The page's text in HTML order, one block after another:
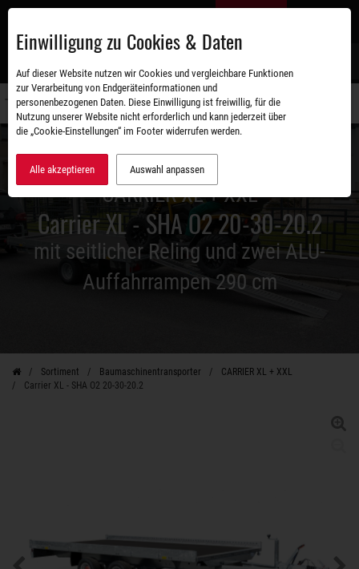
Zum
CARRIER XL + XXL
Carrier XL - SHA O2 20-30-20.2
mit seitlicher Reling und zwei ALU-
Auffahrrampen 290 cm
Sortiment Baumaschinentransporter
CARRIER XL + XXL
Carrier XL - SHA O2 20-30-20.2
Einwilligung zu Cookies & Daten
Auf dieser Website nutzen wir Cookies und vergleichbare Funktionen
zur Verarbeitung von Endgeräteinformationen und
personenbezogenen Daten. Diese Einwilligung ist freiwillig, für die
Nutzung unserer Website nicht erforderlich und kann jederzeit über
die „Cookie-Einstellungen“ im Footer widerrufen werden.
Alle akzeptieren Auswahl anpassen